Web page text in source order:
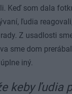
Keď som dala
ľudia
Z usadlosti
sme dom
iný.
keby ľudia